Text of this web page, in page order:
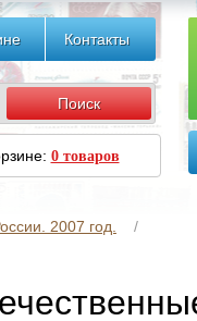
Контакты
0 товаров
2007 год.